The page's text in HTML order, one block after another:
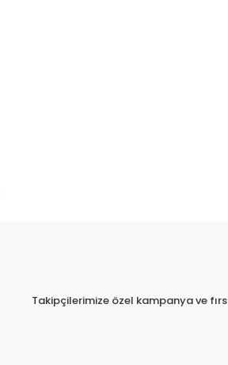
Takipçilerimize özel kampanya ve